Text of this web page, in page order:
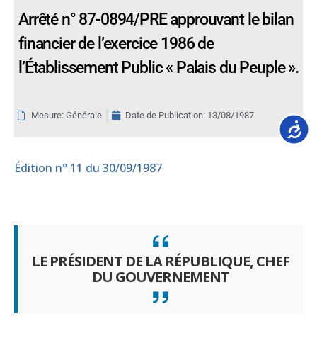
Arrêté n° 87-0894/PRE approuvant le bilan
financier de l’exercice 1986 de
l’Établissement Public « Palais du Peuple ».
Mesure: Générale Date de Publication: 13/08/1987
Édition n° 11 du 30/09/1987
LE PRÉSIDENT DE LA RÉPUBLIQUE, CHEF
DU GOUVERNEMENT